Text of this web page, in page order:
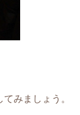
みましょう。